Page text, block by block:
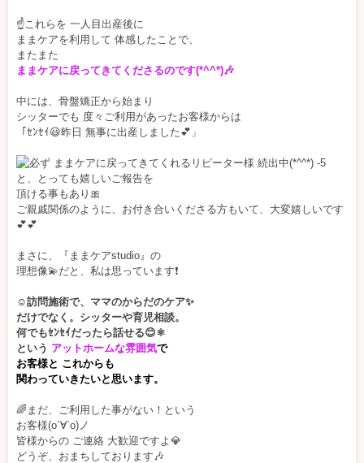
☝️これらを 一人目出産後に
ままケアを利用して 体感したことで、
またまた
ままケアに戻ってきてくださるのです(*^^*)🎶
中には、骨盤矯正から始まり
シッターでも 度々ご利用があったお客様からは
「ｾﾝｾｲ😃昨日 無事に出産しました💕」
と、とっても嬉しいご報告を
頂ける事もあり🎀
ご親戚関係のように、お付き合いくださる方もいて、大変嬉しいです
💕💕
まさに、『ままケアstudio』の
理想像💫だと、私は思っています❗
☺️訪問施術で、ママのからだのケア✨
だけでなく。シッターや育児相談。
何でもｾﾝｾｲだったら話せる😊⚛️
という アットホームな雰囲気で
お客様と これからも
関わっていきたいと思います。
🌈まだ、ご利用した事がない！という
お客様(о´∀`о)ノ
皆様からの ご連絡 大歓迎ですよ💎
どうぞ、おまちしております🎶